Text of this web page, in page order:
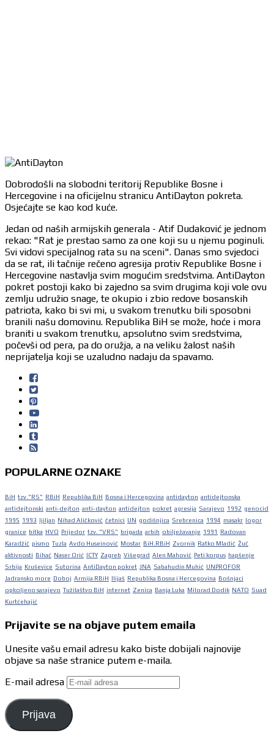
Dobrodošli na slobodni teritorij Republike Bosne i
Hercegovine i na oficijelnu stranicu AntiDayton pokreta.
Osjećajte se kao kod kuće.
Jedan od naših armijskih generala - Atif Dudaković je jednom
rekao: "Rat je prestao samo za one koji su u njemu poginuli.
Svi vidovi specijalnog rata su na sceni". Danas smo svjedoci
da se rat, ili tačnije rečeno agresija protiv Republike Bosne i
Hercegovine nastavlja svim mogućim sredstvima. AntiDayton
pokret postoji kako bi zajedno sa svim drugima koji vole ovu
zemlju udružio snage, te okupio i zbio redove bosanskih
patriota, kako bi svi mi, u svakom trenutku bili sposobni
branili našu domovinu. Republika BiH se može, hoće i mora
braniti u svakom trenutku, apsolutno svim sredstvima,
počevši od pera, pa do oružja, a na veliku žalost naših
neprijatelja koji se uzaludno nadaju da spavamo.
POPULARNE OZNAKE
BiH tzv."RS" RBiH Republika BiH Bosna i Hercegovina antidayton antidejtonska
antidejtonski anti-dejton anti-dayton antidejton pokret agresija Sarajevo 1992 genocid
1995 1993 ljiljan Nihad Aličković četnici UN godišnjica Srebrenica 1994 masakr logor
granice bitka HVO Prijedor tzv. "VRS" brigada arbih obilježavanje 1991
Radovan
Karadžić pismo Tuzla Avdo Huseinović Mostar BiH.RBiH Zvornik Ratko Mladić Žuč
aktivnosti Bihać Naser Orić ICTY Zagreb Višegrad Alen Mahović Peti korpus hapšenje
Srbija Kruševice Sutorina AntiDayton pokret JNA Sabahudin Muhić UNPROFOR
Jadransko more Doboj Armija RBiH Ilijaš Republika Bosna i Hercegovina Bošnjaci
opkoljeno sarajevo Tužilaštvo BiH internet Zenica Banja Luka Milorad Dodik NATO Suad
Kurtćehajić
Prijavite se na objave putem emaila
Unesite vašu email adresu kako biste dobijali najnovije
objave sa naše stranice putem e-maila.
E-mail adresa
Prijava